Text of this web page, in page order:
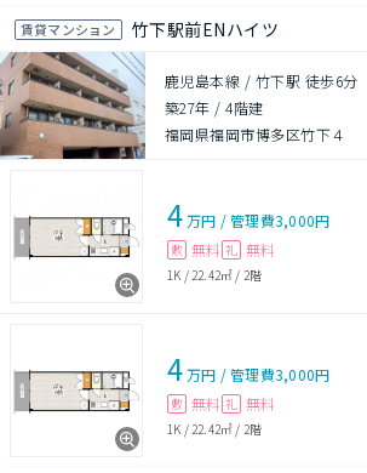
賃貸マンション 竹下駅前ENハイツ
鹿児島本線 / 竹下駅 徒歩6分
築27年 /4階建
福岡県福岡市博多区竹下４
4万円 /管理費3,000円
敷 無料 礼 無料
1K / 22.42㎡ / 2階
4万円 /管理費3,000円
敷 無料 礼 無料
1K / 22.42㎡ / 2階